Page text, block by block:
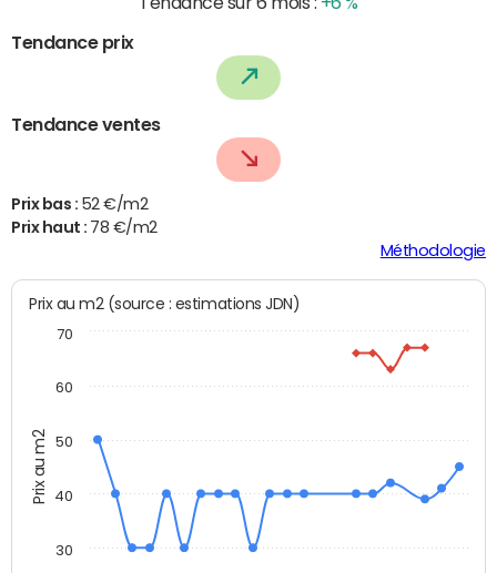
Tendance prix
Tendance ventes
Prix bas : 52 €/m2
Prix haut : 78 €/m2
Méthodologie
Prix au m2
Prix au m2 (source : estimations JDN)
30
40
50
60
70